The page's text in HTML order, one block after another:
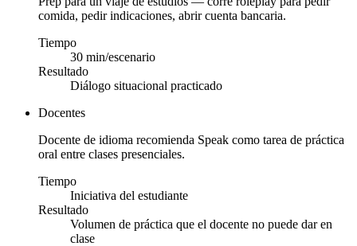
comida, pedir indicaciones, abrir cuenta bancaria.
Tiempo
30 min/escenario
Resultado
Diálogo situacional practicado
Docentes
Docente de idioma recomienda Speak como tarea de práctica
oral entre clases presenciales.
Tiempo
Iniciativa del estudiante
Resultado
Volumen de práctica que el docente no puede dar en
clase